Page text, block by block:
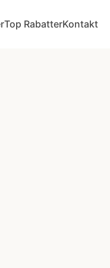
Top RabatterKontakt